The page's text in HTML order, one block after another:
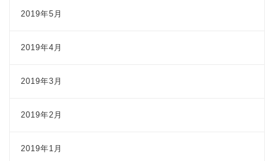
2019年5月
2019年4月
2019年3月
2019年2月
2019年1月